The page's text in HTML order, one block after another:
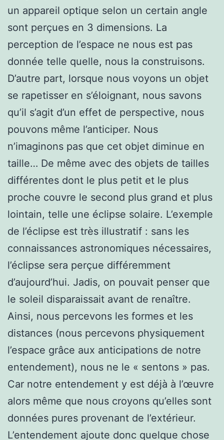
un appareil optique selon un certain angle
sont perçues en 3 dimensions. La
perception de l’espace ne nous est pas
donnée telle quelle, nous la construisons.
D’autre part, lorsque nous voyons un objet
se rapetisser en s’éloignant, nous savons
qu’il s’agit d’un effet de perspective, nous
pouvons même l’anticiper. Nous
n’imaginons pas que cet objet diminue en
taille… De même avec des objets de tailles
différentes dont le plus petit et le plus
proche couvre le second plus grand et plus
lointain, telle une éclipse solaire. L’exemple
de l’éclipse est très illustratif : sans les
connaissances astronomiques nécessaires,
l’éclipse sera perçue différemment
d’aujourd’hui. Jadis, on pouvait penser que
le soleil disparaissait avant de renaître.
Ainsi, nous percevons les formes et les
distances (nous percevons physiquement
l’espace grâce aux anticipations de notre
entendement), nous ne le « sentons » pas.
Car notre entendement y est déjà à l’œuvre
alors même que nous croyons qu’elles sont
données pures provenant de l’extérieur.
L’entendement ajoute donc quelque chose